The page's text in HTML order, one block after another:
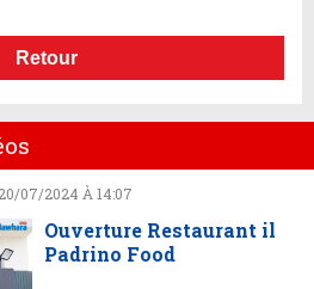
Retour
20/07/2024 À 14:07
Ouverture Restaurant il
Padrino Food